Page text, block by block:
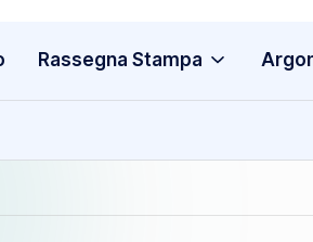
o
n
Rassegna Stampa